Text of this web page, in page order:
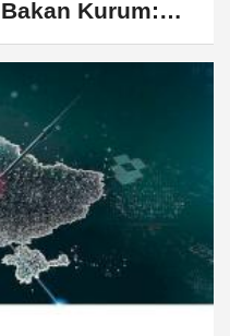
Kurum:
hazırız